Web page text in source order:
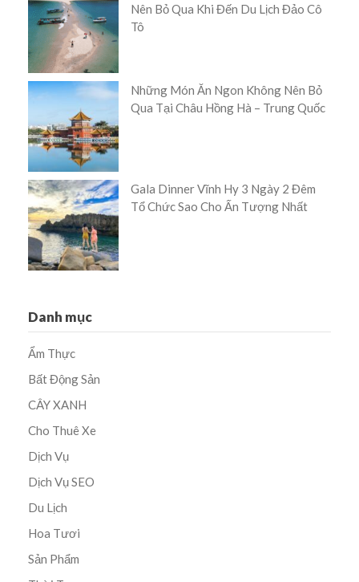
Nên Bỏ Qua Khi Đến Du Lịch Đảo Cô
Tô
Những Món Ăn Ngon Không Nên Bỏ
Qua Tại Châu Hồng Hà – Trung Quốc
Gala Dinner Vĩnh Hy 3 Ngày 2 Đêm
Tổ Chức Sao Cho Ấn Tượng Nhất
Danh mục
Ẩm Thực
Bất Động Sản
CÂY XANH
Cho Thuê Xe
Dịch Vụ
Dịch Vụ SEO
Du Lịch
Hoa Tươi
Sản Phẩm